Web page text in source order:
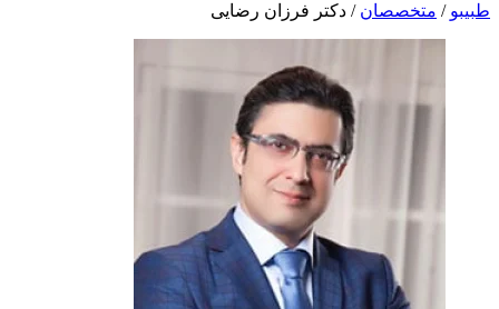
طبیبو / متخصصان / دکتر فرزان رضایی